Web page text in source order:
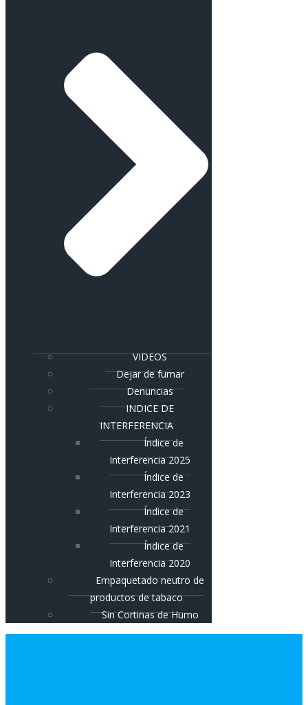
VIDEOS
Dejar de fumar
Denuncias
INDICE DE
INTERFERENCIA
Índice de
Interferencia 2025
Índice de
Interferencia 2023
Índice de
Interferencia 2021
Índice de
Interferencia 2020
Empaquetado neutro de
productos de tabaco
Sin Cortinas de Humo